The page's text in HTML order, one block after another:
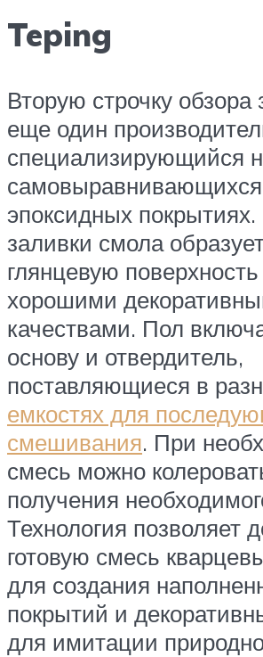
Teping
Вторую строчку обзора
еще один
специализирующийся
самовыравнивающихся
эпоксидных
заливки смола
глянцевую
хорошими
качествами. Пол
основу и отвердитель,
поставляющиеся в
емкостях для
смешивания. При
смесь можно
получения
Технология позволяет
готовую смесь
для создания
покрытий и
для имитации